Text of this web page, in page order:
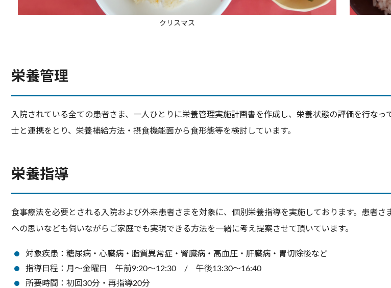
クリスマス
栄養管理
入院されている全ての患者さま、一人ひとりに栄養管理実施計画書を作成し、栄養状態の評価を行な
士と連携をとり、栄養補給方法・摂食機能面から食形態等を検討しています。
栄養指導
食事療法を必要とされる入院および外来患者さまを対象に、個別栄養指導を実施しております。患者さ
への思いなども伺いながらご家庭でも実現できる方法を一緒に考え提案させて頂いています。
対象疾患：糖尿病・心臓病・脂質異常症・腎臓病・高血圧・肝臓病・胃切除後など
指導日程：月～金曜日 午前9:20～12:30 / 午後13:30～16:40
所要時間：初回30分・再指導20分